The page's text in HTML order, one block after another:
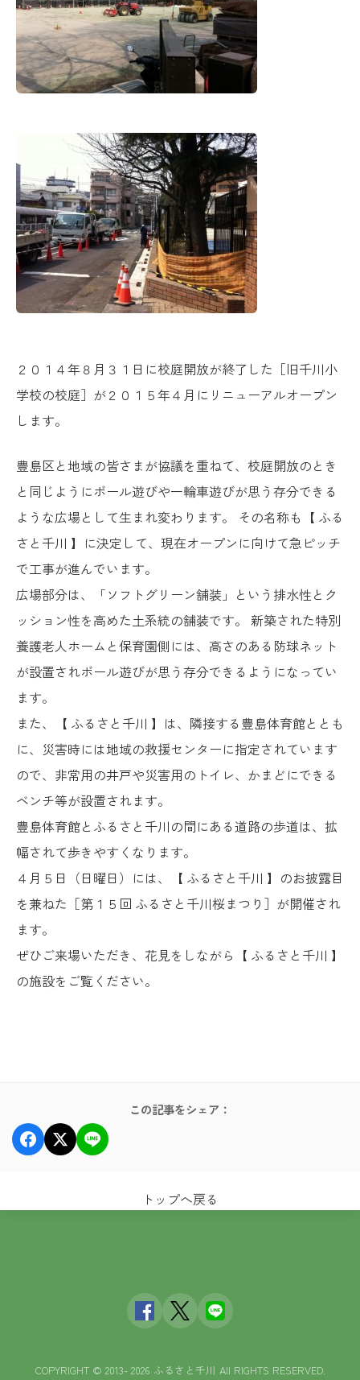
２０１４年８月３１日に校庭開放が終了した［旧千川小
学校の校庭］が２０１５年４月にリニューアルオープン
します。
豊島区と地域の皆さまが協議を重ねて、校庭開放のとき
と同じようにボール遊びや一輪車遊びが思う存分できる
ような広場として生まれ変わります。 その名称も【 ふる
さと千川 】に決定して、現在オープンに向けて急ピッチ
で工事が進んでいます。
広場部分は、「ソフトグリーン舗装」という排水性とク
ッション性を高めた土系統の舗装です。 新築された特別
養護老人ホームと保育園側には、高さのある防球ネット
が設置されボール遊びが思う存分できるようになってい
ます。
また、【 ふるさと千川 】は、隣接する豊島体育館ととも
に、災害時には地域の救援センターに指定されています
ので、非常用の井戸や災害用のトイレ、かまどにできる
ベンチ等が設置されます。
豊島体育館とふるさと千川の間にある道路の歩道は、拡
幅されて歩きやすくなります。
４月５日（日曜日）には、【 ふるさと千川 】のお披露目
を兼ねた［第１５回 ふるさと千川桜まつり］が開催され
ます。
ぜひご来場いただき、花見をしながら【 ふるさと千川 】
の施設をご覧ください。
この記事をシェア：
トップへ戻る
COPYRIGHT © 2013- 2026 ふるさと千川 All RIGHTS RESERVED.